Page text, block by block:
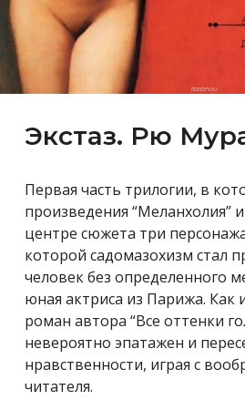
Экстаз. Рю
Первая часть трилогии, в
произведения “Меланхолия” и
центре сюжета три
которой садомазохизм стал
человек без определенного
юная актриса из Парижа.
роман автора “Все оттенки
невероятно эпатажен и
нравственности, играя с
читателя.